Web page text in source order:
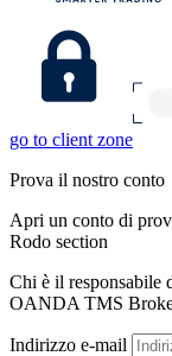
go to client zone
Prova il nostro conto
Apri un conto di
Rodo section
Chi è il responsabile
OANDA TMS
Indirizzo e-mail